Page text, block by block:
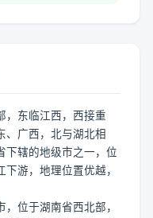
，东临江西，西接重
、广西，北与湖北相
下辖的地级市之一，位
游，地理位置优越，
位于湖南省西北部，